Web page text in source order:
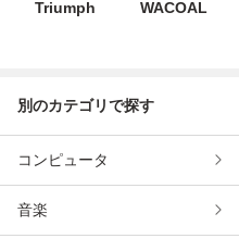
Triumph WACOAL
別のカテゴリで探す
コンピュータ
音楽